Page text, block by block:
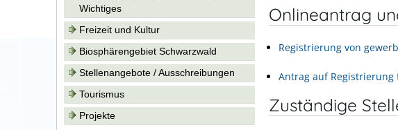
Wichtiges
Freizeit und Kultur
Biosphärengebiet Schwarzwald
Stellenangebote / Ausschreibungen
Tourismus
Projekte
Onlineantrag
Registrierung von
Antrag auf
Zuständige